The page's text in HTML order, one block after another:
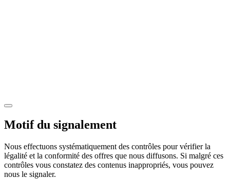
Motif du signalement
Nous effectuons systématiquement des contrôles pour vérifier la
légalité et la conformité des offres que nous diffusons. Si malgré ces
contrôles vous constatez des contenus inappropriés, vous pouvez
nous le signaler.